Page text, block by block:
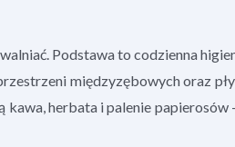
Podstawa to codzienna
międzyzębowych oraz
herbata i palenie